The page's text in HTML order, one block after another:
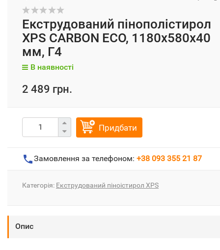
Екструдований пінополістирол
XPS CARBON ECO, 1180x580x40
мм, Г4
В наявності
2 489 грн.
Придбати
Замовлення за телефоном: +38 093 355 21 87
Категорія: Екструдований піноістирол XPS
Опис